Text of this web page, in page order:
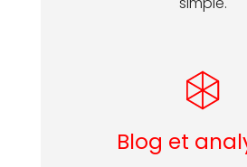
Blog et